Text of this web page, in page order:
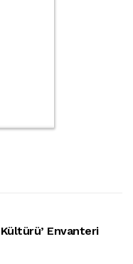
Kültürü’ Envanteri